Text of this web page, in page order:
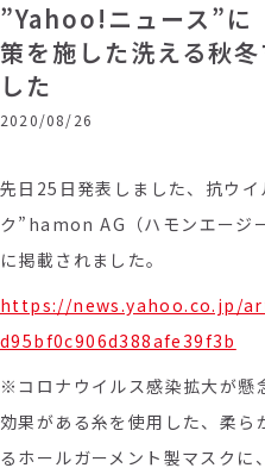
”Yahoo!ニュース”に
策を施した洗える秋
した
2020/08/26
先日25日発表しました、抗ウ
ク”hamon AG（ハモンエージ
に掲載されました。
https://news.yahoo.co.jp/
d95bf0c906d388afe39f3b
※ コロナウイルス感染拡大が懸
効果がある糸を使用した、柔
るホールガーメント製マスク